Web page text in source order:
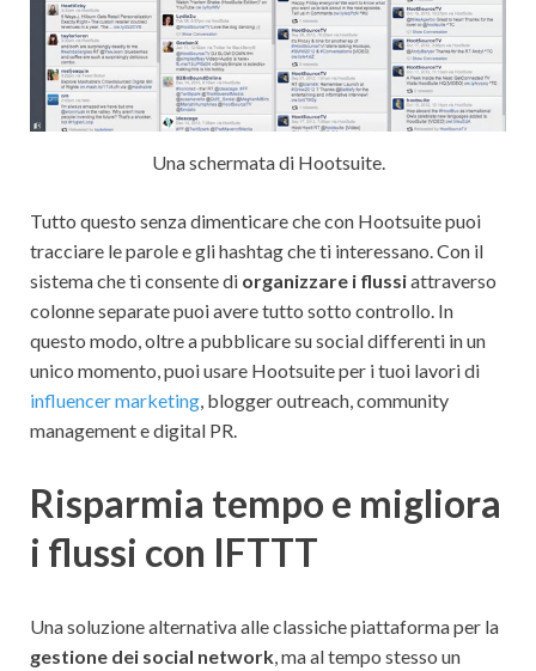
Una schermata di Hootsuite.
Tutto questo senza dimenticare che con Hootsuite puoi
tracciare le parole e gli hashtag che ti interessano. Con il
sistema che ti consente di organizzare i flussiattraverso
colonne separate puoi avere tutto sotto controllo. In
questo modo, oltre a pubblicare su social differenti in un
unico momento, puoi usare Hootsuite per i tuoi lavori di
influencer marketing , blogger outreach, community
management e digital PR.
Risparmia tempo e migliora
i flussi con IFTTT
Una soluzione alternativa alle classiche piattaforma per la
gestione dei social network, ma al tempo stesso un